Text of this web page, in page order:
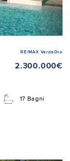
RE/MAX VerdeOro
2.300.000€
17 Bagni